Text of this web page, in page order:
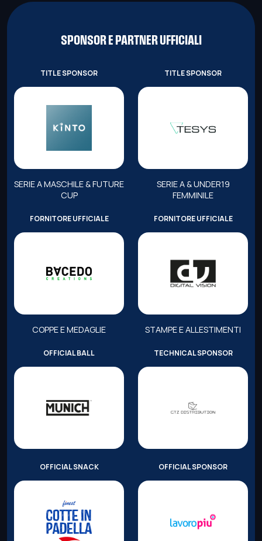
SPONSOR E PARTNER UFFICIALI
TITLE SPONSOR
SERIE A MASCHILE & FUTURE
CUP
TITLE SPONSOR
SERIE A & UNDER19
FEMMINILE
FORNITORE UFFICIALE
COPPE E MEDAGLIE
FORNITORE UFFICIALE
STAMPE E ALLESTIMENTI
OFFICIAL BALL TECHNICAL SPONSOR
OFFICIAL SNACK OFFICIAL SPONSOR